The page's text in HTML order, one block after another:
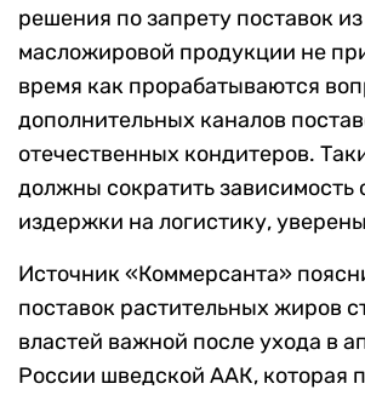
решения по запрету поставок
масложировой продукции не
время как прорабатываются
дополнительных каналов
отечественных кондитеров.
должны сократить зависимость
издержки на логистику,
Источник «Коммерсанта»
поставок растительных жиров
властей важной после ухода в
России шведской ААК, которая